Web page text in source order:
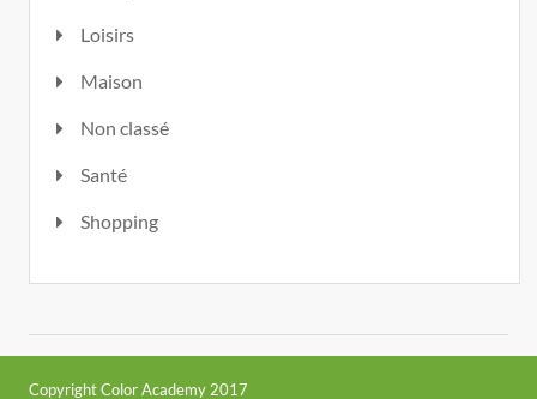
Loisirs
Maison
Non classé
Santé
Shopping
Copyright Color Academy 2017